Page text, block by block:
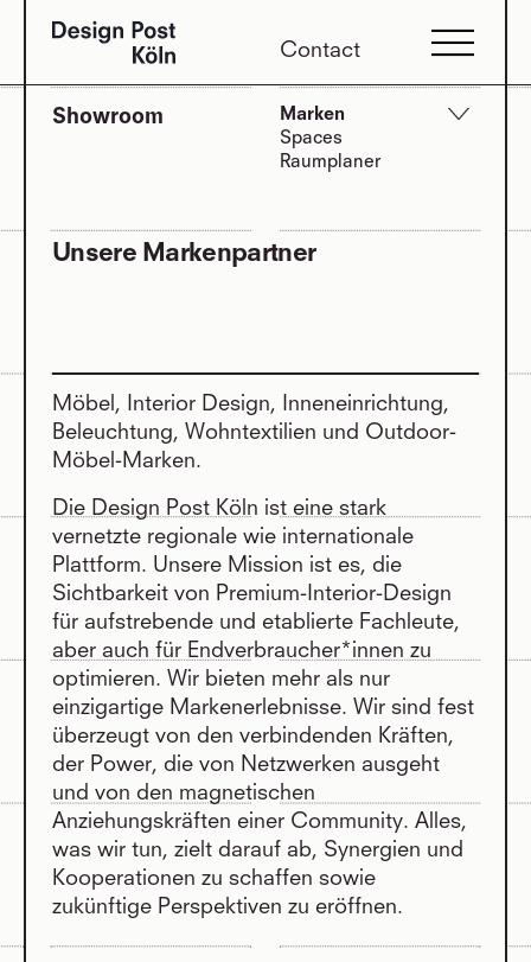
Contact
Showroom
Marken
Spaces
Raumplaner
Unsere Markenpartner
Möbel, Interior Design, Inneneinrichtung,
Beleuchtung, Wohntextilien und Outdoor-
Möbel-Marken.
Die Design Post Köln ist eine stark
vernetzte regionale wie internationale
Plattform. Unsere Mission ist es, die
Sichtbarkeit von Premium-Interior-Design
für aufstrebende und etablierte Fachleute,
aber auch für Endverbraucher*innen zu
optimieren. Wir bieten mehr als nur
einzigartige Markenerlebnisse. Wir sind fest
überzeugt von den verbindenden Kräften,
der Power, die von Netzwerken ausgeht
und von den magnetischen
Anziehungskräften einer Community. Alles,
was wir tun, zielt darauf ab, Synergien und
Kooperationen zu schaffen sowie
zukünftige Perspektiven zu eröffnen.